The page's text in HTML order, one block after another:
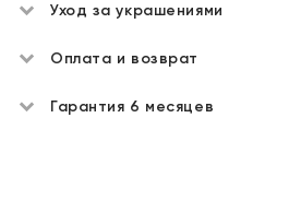
Уход за украшениями
Оплата и возврат
Гарантия 6 месяцев